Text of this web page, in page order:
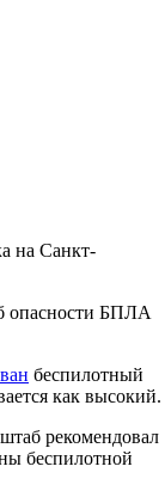
на Санкт-
опасности БПЛА
беспилотный
как высокий.
рекомендовал
беспилотной